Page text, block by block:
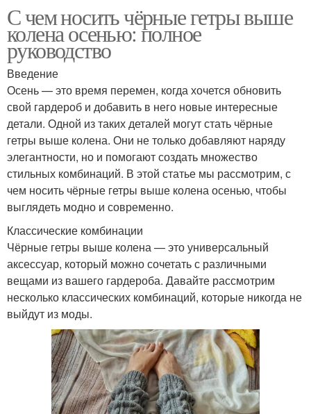
С чем носить чёрные гетры выше
колена осенью: полное
руководство
Введение
Осень — это время перемен, когда хочется обновить
свой гардероб и добавить в него новые интересные
детали. Одной из таких деталей могут стать чёрные
гетры выше колена. Они не только добавляют наряду
элегантности, но и помогают создать множество
стильных комбинаций. В этой статье мы рассмотрим, с
чем носить чёрные гетры выше колена осенью, чтобы
выглядеть модно и современно.
Классические комбинации
Чёрные гетры выше колена — это универсальный
аксессуар, который можно сочетать с различными
вещами из вашего гардероба. Давайте рассмотрим
несколько классических комбинаций, которые никогда не
выйдут из моды.